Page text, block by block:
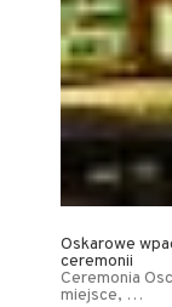
Oskarowe
ceremonii
Ceremonia
miejsce, …